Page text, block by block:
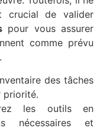
crucial de valider
pour vous assurer
comme prévu
des tâches
priorité.
les outils en
nécessaires et